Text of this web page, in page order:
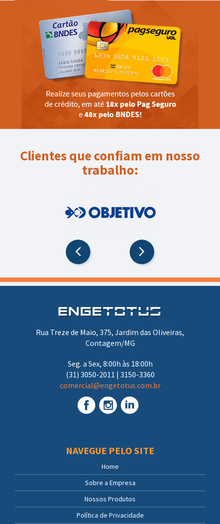
Clientes que confiam em nosso
trabalho:
Rua Treze de Maio, 375, Jardim das Oliveiras,
Contagem/MG
Seg. a Sex, 8:00h às 18:00h
(31) 3050-2011 | 3150-3360
comercial@engetotus.com.br
NAVEGUE PELO SITE
Home
Sobre a Empresa
Nossos Produtos
Política de Privacidade